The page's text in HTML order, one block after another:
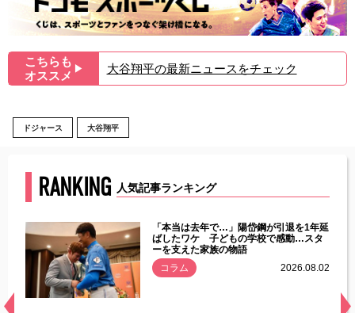
こちらも
オススメ ▶︎ 大谷翔平の最新ニュースをチェック
ドジャース 大谷翔平
RANKING 人気記事ランキング
「本当は去年で…」陽岱鋼が引退を1年延
ばしたワケ 子どもの学校で感動…スタ
ーを支えた家族の物語
コラム
2026.08.02